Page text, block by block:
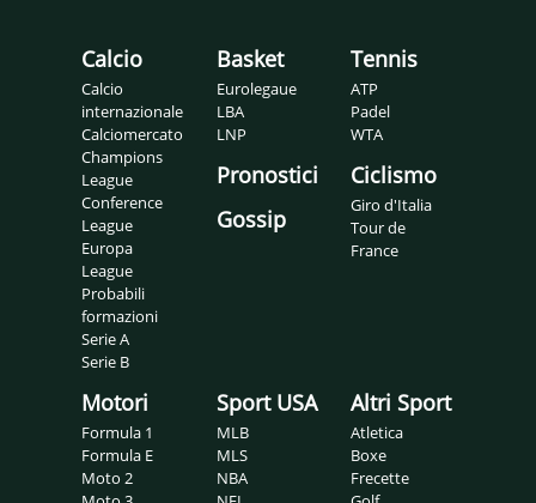
Calcio
Calcio
internazionale
Calciomercato
Champions
League
Conference
League
Europa
League
Probabili
formazioni
Serie A
Serie B
Basket
Eurolegaue
LBA
LNP
Pronostici
Gossip
Tennis
ATP
Padel
WTA
Ciclismo
Giro d'Italia
Tour de
France
Motori
Formula 1
Formula E
Moto 2
Sport USA
MLB
MLS
NBA
Altri Sport
Atletica
Boxe
Frecette